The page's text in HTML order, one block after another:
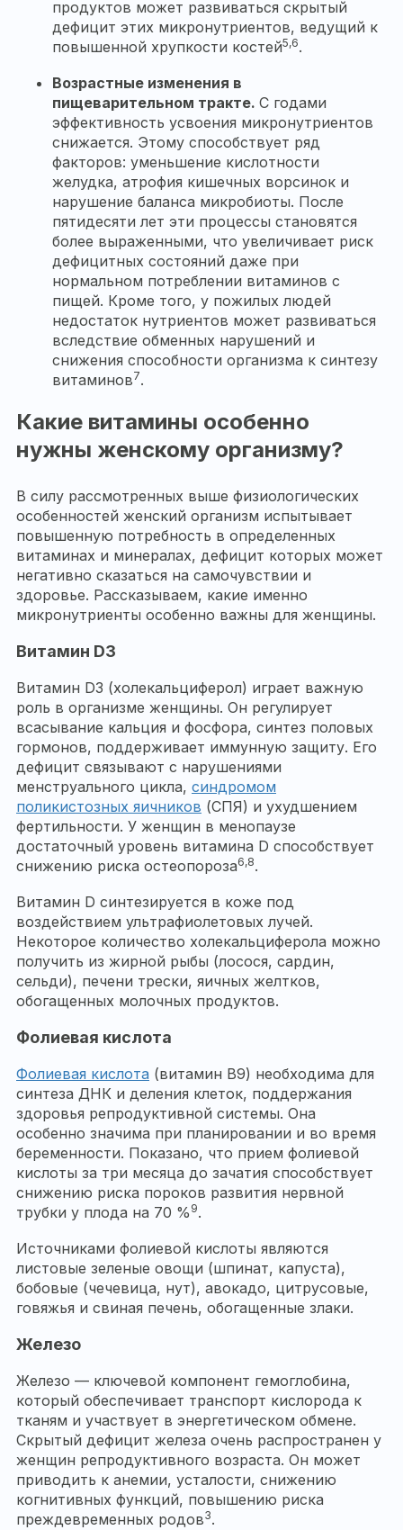
продуктов может развиваться скрытый
дефицит этих микронутриентов, ведущий к
повышенной хрупкости костей5,6.
Возрастные изменения в
пищеварительном тракте. С годами
эффективность усвоения микронутриентов
снижается. Этому способствует ряд
факторов: уменьшение кислотности
желудка, атрофия кишечных ворсинок и
нарушение баланса микробиоты. После
пятидесяти лет эти процессы становятся
более выраженными, что увеличивает риск
дефицитных состояний даже при
нормальном потреблении витаминов с
пищей. Кроме того, у пожилых людей
недостаток нутриентов может развиваться
вследствие обменных нарушений и
снижения способности организма к синтезу
витаминов7.
Какие витамины особенно
нужны женскому организму?
В силу рассмотренных выше физиологических
особенностей женский организм испытывает
повышенную потребность в определенных
витаминах и минералах, дефицит которых может
негативно сказаться на самочувствии и
здоровье. Рассказываем, какие именно
микронутриенты особенно важны для женщины.
Витамин D3
Витамин D3 (холекальциферол) играет важную
роль в организме женщины. Он регулирует
всасывание кальция и фосфора, синтез половых
гормонов, поддерживает иммунную защиту. Его
дефицит связывают с нарушениями
менструального цикла, синдромом
поликистозных яичников (СПЯ) и ухудшением
фертильности. У женщин в менопаузе
достаточный уровень витамина D способствует
снижению риска остеопороза6,8.
Витамин D синтезируется в коже под
воздействием ультрафиолетовых лучей.
Некоторое количество холекальциферола можно
получить из жирной рыбы (лосося, сардин,
сельди), печени трески, яичных желтков,
обогащенных молочных продуктов.
Фолиевая кислота
Фолиевая кислота (витамин B9) необходима для
синтеза ДНК и деления клеток, поддержания
здоровья репродуктивной системы. Она
особенно значима при планировании и во время
беременности. Показано, что прием фолиевой
кислоты за три месяца до зачатия способствует
снижению риска пороков развития нервной
трубки у плода на 70 % 9.
Источниками фолиевой кислоты являются
листовые зеленые овощи (шпинат, капуста),
бобовые (чечевица, нут), авокадо, цитрусовые,
говяжья и свиная печень, обогащенные злаки.
Железо
Железо — ключевой компонент гемоглобина,
который обеспечивает транспорт кислорода к
тканям и участвует в энергетическом обмене.
Скрытый дефицит железа очень распространен у
женщин репродуктивного возраста. Он может
приводить к анемии, усталости, снижению
когнитивных функций, повышению риска
преждевременных родов3.